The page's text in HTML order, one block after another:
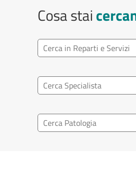
Cosa stai
Ricerca reparto
Ricerca specialisti
Ricerca nel patologia